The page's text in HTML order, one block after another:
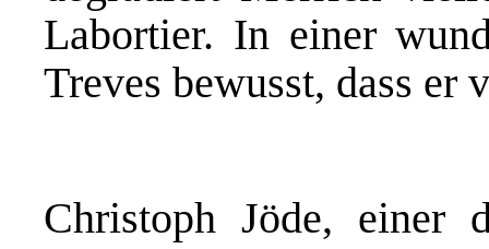
Labortier. In einer
Treves bewusst, dass
Christoph Jöde, einer